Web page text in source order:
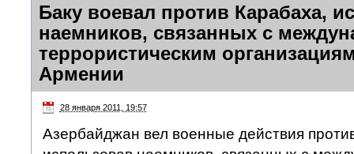
Баку воевал против Карабаха,
наемников, связанных с
террористическим
Армении
28 января 2011, 19:57
Азербайджан вел военные действия